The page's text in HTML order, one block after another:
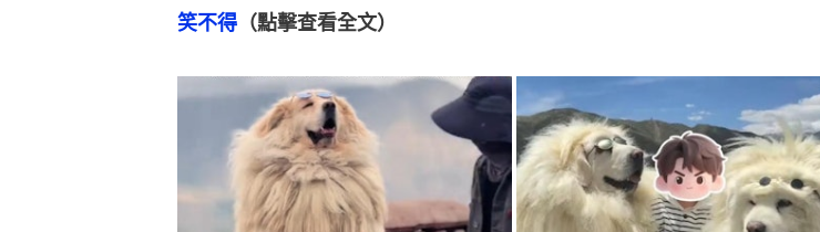
笑不得 （點擊查看全文）